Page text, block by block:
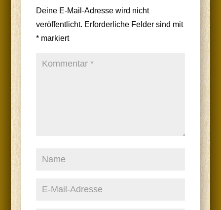
Deine E-Mail-Adresse wird nicht
veröffentlicht. Erforderliche Felder sind mit
*markiert